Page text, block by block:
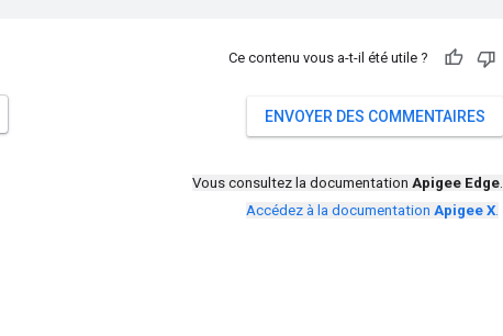
Ce contenu vous a-t-il été utile ?
ENVOYER DES COMMENTAIRES
Vous consultez la documentation Apigee Edge.
Accédez à la documentation Apigee X.